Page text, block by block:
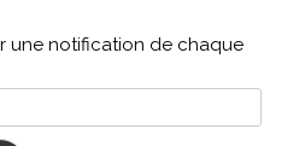
une notification de chaque